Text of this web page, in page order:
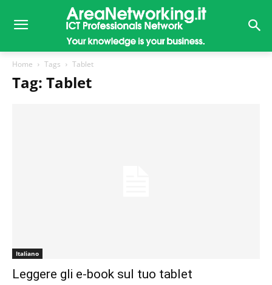
Home Tags Tablet
Tag: Tablet
Italiano
Leggere gli e-book sul tuo tablet